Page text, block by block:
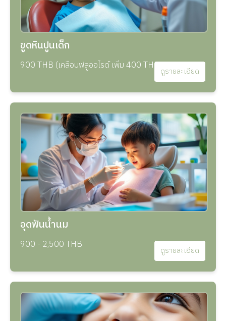
ขูดหินปูนเด็ก
900 THB (เคลือบฟลูออไรด์ เพิ่ม 400 THB)ดูรายละเอียด
อุดฟันน้ำนม
900 - 2,500 THB ดูรายละเอียด